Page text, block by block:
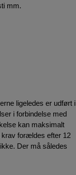
mm.
ligeledes er udført i
i forbindelse med
kan maksimalt
krav forældes efter 12
Der må således